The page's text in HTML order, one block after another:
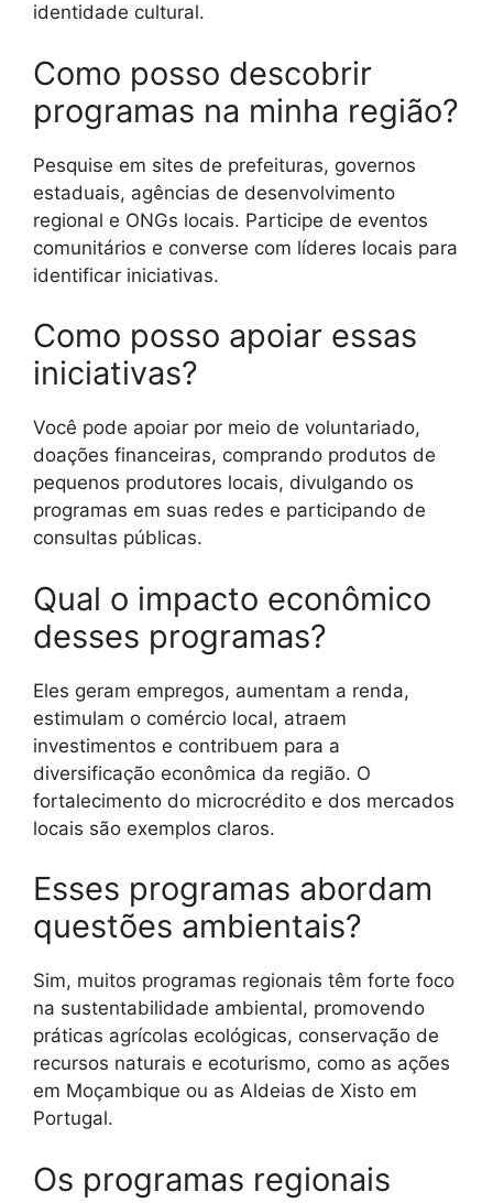
identidade cultural.
Como posso descobrir
programas na minha região?
Pesquise em sites de prefeituras, governos
estaduais, agências de desenvolvimento
regional e ONGs locais. Participe de eventos
comunitários e converse com líderes locais para
identificar iniciativas.
Como posso apoiar essas
iniciativas?
Você pode apoiar por meio de voluntariado,
doações financeiras, comprando produtos de
pequenos produtores locais, divulgando os
programas em suas redes e participando de
consultas públicas.
Qual o impacto econômico
desses programas?
Eles geram empregos, aumentam a renda,
estimulam o comércio local, atraem
investimentos e contribuem para a
diversificação econômica da região. O
fortalecimento do microcrédito e dos mercados
locais são exemplos claros.
Esses programas abordam
questões ambientais?
Sim, muitos programas regionais têm forte foco
na sustentabilidade ambiental, promovendo
práticas agrícolas ecológicas, conservação de
recursos naturais e ecoturismo, como as ações
em Moçambique ou as Aldeias de Xisto em
Portugal.
Os programas regionais